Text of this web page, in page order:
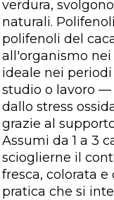
verdura,
naturali.
polifenoli del
all'organismo
ideale nei
studio o lavoro
dallo stress
grazie al
Assumi da 1 a 3
scioglierne il
fresca, colorata
pratica che si